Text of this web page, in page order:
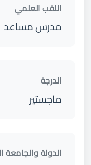
اللقب العلمي
مدرس مساعد
الدرجة
ماجستير
الدولة والجامعة